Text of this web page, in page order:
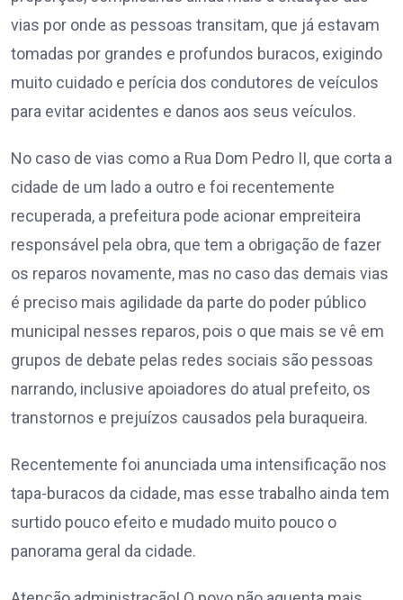
vias por onde as pessoas transitam, que já estavam
tomadas por grandes e profundos buracos, exigindo
muito cuidado e perícia dos condutores de veículos
para evitar acidentes e danos aos seus veículos.
No caso de vias como a Rua Dom Pedro II, que corta a
cidade de um lado a outro e foi recentemente
recuperada, a prefeitura pode acionar empreiteira
responsável pela obra, que tem a obrigação de fazer
os reparos novamente, mas no caso das demais vias
é preciso mais agilidade da parte do poder público
municipal nesses reparos, pois o que mais se vê em
grupos de debate pelas redes sociais são pessoas
narrando, inclusive apoiadores do atual prefeito, os
transtornos e prejuízos causados pela buraqueira.
Recentemente foi anunciada uma intensificação nos
tapa-buracos da cidade, mas esse trabalho ainda tem
surtido pouco efeito e mudado muito pouco o
panorama geral da cidade.